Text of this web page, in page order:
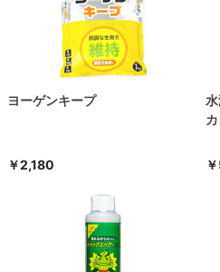
ヨーゲンキープ
￥2,180